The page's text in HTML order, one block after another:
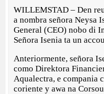
WILLEMSTAD – Den
a nombra señora Neysa
General (CEO) nobo di
Señora Isenia ta un
Anteriormente, señora
como Direktora
Aqualectra, e compania
coriente y awa na